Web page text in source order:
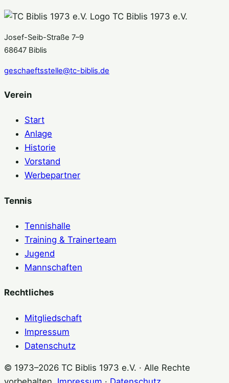
TC Biblis 1973 e.V.
Josef-Seib-Straße 7–9
68647 Biblis
geschaeftsstelle@tc-biblis.de
Verein
Start
Anlage
Historie
Vorstand
Werbepartner
Tennis
Tennishalle
Training & Trainerteam
Jugend
Mannschaften
Rechtliches
Mitgliedschaft
Impressum
Datenschutz
© 1973–2026 TC Biblis 1973 e.V. · Alle Rechte